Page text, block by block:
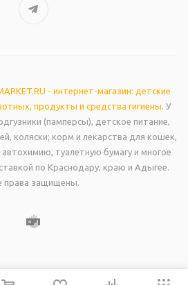
- интернет-магазин: детские
продукты и средства гигиены. У
(памперсы), детское питание,
коляски; корм и лекарства для кошек,
туалетную бумагу и многое
по Краснодару, краю и Адыгее.
права защищены.